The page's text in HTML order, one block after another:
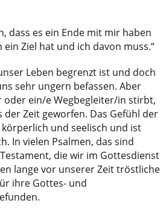
dass es ein Ende mit mir haben
Ziel hat und ich davon muss.“
Leben begrenzt ist und doch
sehr ungern befassen. Aber
oder ein/e Wegbegleiter/in stirbt,
der Zeit geworfen. Das Gefühl der
und seelisch und ist
In vielen Psalmen, das sind
die wir im Gottesdienst
lange vor unserer Zeit tröstliche
ihre Gottes- und